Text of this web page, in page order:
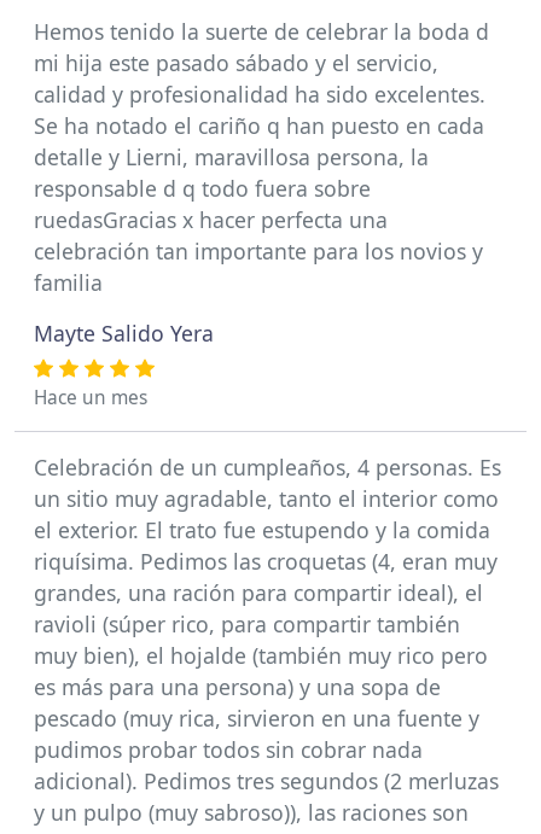
Hemos tenido la suerte de celebrar la boda d
mi hija este pasado sábado y el servicio,
calidad y profesionalidad ha sido excelentes.
Se ha notado el cariño q han puesto en cada
detalle y Lierni, maravillosa persona, la
responsable d q todo fuera sobre
ruedasGracias x hacer perfecta una
celebración tan importante para los novios y
familia
Mayte Salido Yera
Hace un mes
Celebración de un cumpleaños, 4 personas. Es
un sitio muy agradable, tanto el interior como
el exterior. El trato fue estupendo y la comida
riquísima. Pedimos las croquetas (4, eran muy
grandes, una ración para compartir ideal), el
ravioli (súper rico, para compartir también
muy bien), el hojalde (también muy rico pero
es más para una persona) y una sopa de
pescado (muy rica, sirvieron en una fuente y
pudimos probar todos sin cobrar nada
adicional). Pedimos tres segundos (2 merluzas
y un pulpo (muy sabroso)), las raciones son